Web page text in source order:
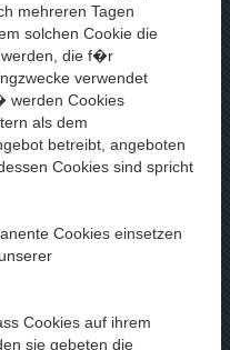
mehreren Tagen
solchen Cookie die
werden, die f�r
verwendet
werden Cookies
als dem
betreibt, angeboten
Cookies sind spricht
Cookies einsetzen
Cookies auf ihrem
sie gebeten die